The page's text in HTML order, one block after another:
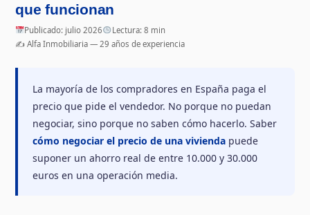
que funcionan
Publicado: julio 2026
Lectura: 8 min
✍️ Alfa Inmobiliaria — 29 años de experiencia
La mayoría de los compradores en España paga el
precio que pide el vendedor. No porque no puedan
negociar, sino porque no saben cómo hacerlo. Saber
cómo negociar el precio de una vivienda puede
suponer un ahorro real de entre 10.000 y 30.000
euros en una operación media.